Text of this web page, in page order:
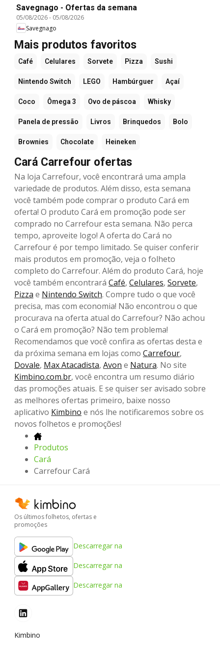
Savegnago - Ofertas da semana
05/08/2026- 05/08/2026
Savegnago
Mais produtos favoritos
Café Celulares Sorvete Pizza Sushi
Nintendo Switch LEGO Hambúrguer Açaí
Coco Ômega 3 Ovo de páscoa Whisky
Panela de pressão Livros Brinquedos Bolo
Brownies Chocolate Heineken
Cará Carrefour ofertas
Na loja Carrefour, você encontrará uma ampla
variedade de produtos. Além disso, esta semana
você também pode comprar o produto Cará em
oferta! O produto Cará em promoção pode ser
comprado no Carrefour esta semana. Não perca
tempo, aproveite logo! A oferta do Cará no
Carrefour é por tempo limitado. Se quiser conferir
mais produtos em promoção, veja o folheto
completo do Carrefour. Além do produto Cará, hoje
você também encontrará Café, Celulares, Sorvete,
Pizza e Nintendo Switch. Compre tudo o que você
precisa, mas com economia! Não encontrou o que
procurava na oferta atual do Carrefour? Não achou
o Cará em promoção? Não tem problema!
Recomendamos que você confira as ofertas desta e
da próxima semana em lojas como Carrefour,
Dovale, Max Atacadista, Avon e Natura. No site
Kimbino.com.br, você encontra um resumo diário
das promoções atuais. E se quiser ser avisado sobre
as melhores ofertas primeiro, baixe nosso
aplicativo Kimbino e nós lhe notificaremos sobre os
novos folhetos e promoções!
Produtos
Cará
Carrefour Cará
Os últimos folhetos, ofertas e
promoções
Descarregar na
Descarregar na
Descarregar na
Kimbino